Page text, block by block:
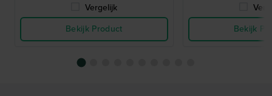
Vergelijk
Bekijk Product
Bekijk